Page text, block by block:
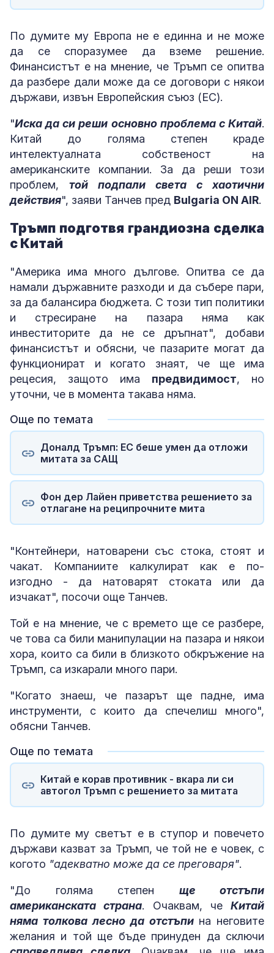
По думите му Европа не е единна и не може
да се споразумее да вземе решение.
Финансистът е на мнение, че Тръмп се опитва
да разбере дали може да се договори с някои
държави, извън Европейския съюз (ЕС).
"Иска да си реши основно проблема с Китай.
Китай до голяма степен краде
интелектуалната собственост на
американските компании. За да реши този
проблем, той подпали света с хаотични
действия", заяви Танчев пред Bulgaria ON AIR.
Тръмп подготвя грандиозна сделка
с Китай
"Америка има много дългове. Опитва се да
намали държавните разходи и да събере пари,
за да балансира бюджета. С този тип политики
и стресиране на пазара няма как
инвеститорите да не се дръпнат", добави
финансистът и обясни, че пазарите могат да
функционират и когато знаят, че ще има
рецесия, защото има предвидимост, но
уточни, че в момента такава няма.
Още по темата
Доналд Тръмп: ЕС беше умен да отложи
митата за САЩ
Фон дер Лайен приветства решението за
отлагане на реципрочните мита
"Контейнери, натоварени със стока, стоят и
чакат. Компаниите калкулират как е по-
изгодно - да натоварят стоката или да
изчакат", посочи още Танчев.
Той е на мнение, че с времето ще се разбере,
че това са били манипулации на пазара и някои
хора, които са били в близкото обкръжение на
Тръмп, са изкарали много пари.
"Когато знаеш, че пазарът ще падне, има
инструменти, с които да спечелиш много",
обясни Танчев.
Още по темата
Китай е корав противник - вкара ли си
автогол Тръмп с решението за митата
По думите му светът е в ступор и повечето
държави казват за Тръмп, че той не е човек, с
когото "адекватно може да се преговаря".
"До голяма степен ще отстъпи
американската страна. Очаквам, че Китай
няма толкова лесно да отстъпи на неговите
желания и той ще бъде принуден да сключи